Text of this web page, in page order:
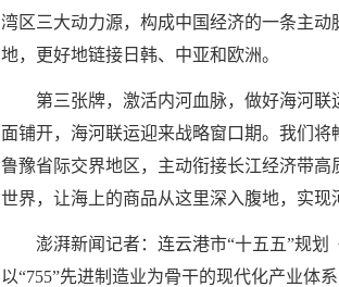
湾区三大动力源，构成中国经济的一条主
地，更好地链接日韩、中亚和欧洲。
第三张牌，激活内河血脉，做好海河
面铺开，海河联运迎来战略窗口期。我们
鲁豫省际交界地区，主动衔接长江经济带
世界，让海上的商品从这里深入腹地，实现
澎湃新闻记者：连云港市“十五五”规
以“755”先进制造业为骨干的现代化产业体